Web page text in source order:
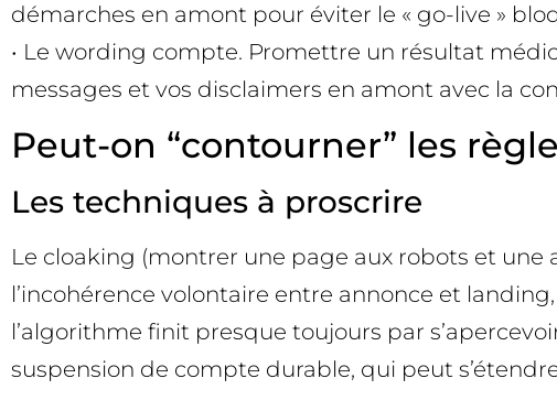
démarches en amont pour éviter le « go-live »
• Le wording compte. Promettre un résultat
messages et vos disclaimers en amont avec la
Peut-on “contourner” les
Les techniques à proscrire
Le cloaking (montrer une page aux robots et
l’incohérence volontaire entre annonce et
l’algorithme finit presque toujours par
suspension de compte durable, qui peut